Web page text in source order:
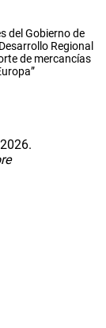
del Gobierno de
Regional
de mercancías